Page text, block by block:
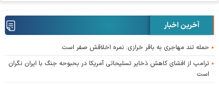
آخرین اخبار
حمله تند مهاجری به باقر خرازی: نمره اخلاقش صفر است
ترامپ از افشای کاهش ذخایر تسلیحاتی آمریکا در بحبوحه جنگ با ایران نگران
است